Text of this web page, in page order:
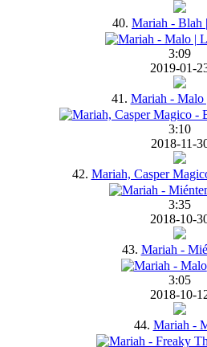
40. Mariah - Blah
3:09
2019-01-
41. Mariah - Malo
3:10
2018-11-
42. Mariah, Casper
3:35
2018-10-
43. Mariah -
3:05
2018-10-
44. Mariah -